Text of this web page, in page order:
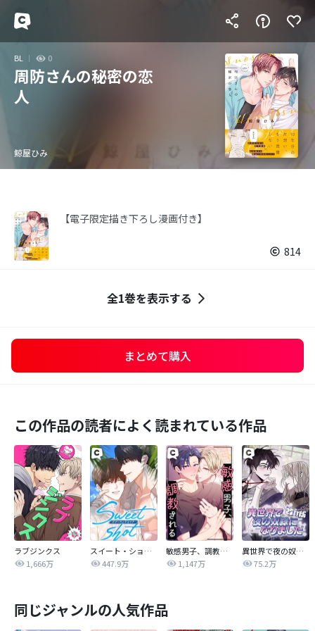
BL 0
周防さんの秘密の恋
人
鯨屋ひみ
【電子限定描き下ろし漫画付き】
814
全1巻を表示する
まとめて購入
この作品の読者によく読まれている作品
ラブジンクス
1,666万
スイート・ショット
447.9万
敏感男子、調教される
1,147万
異世界で夜の奴隷になりました【改訂版】
75.2万
同じジャンルの人気作品